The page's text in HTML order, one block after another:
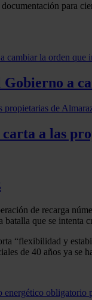
para
a
a las
de recarga
que se intenta
“flexibilidad y
de 40 años ya se